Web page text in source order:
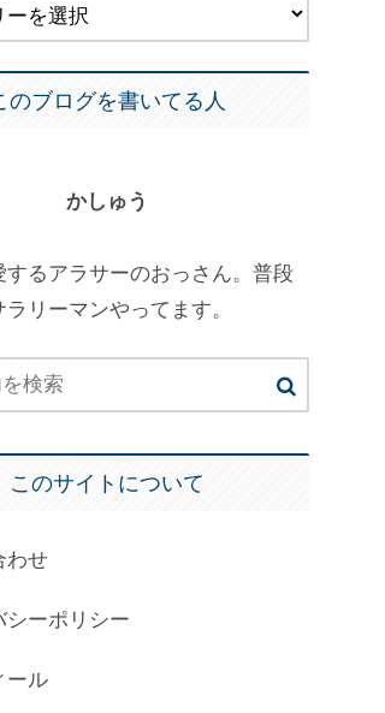
のブログを書いてる人
かしゅう
するアラサーのおっさん。普段
リーマンやってます。
このサイトについて
わせ
シーポリシー
ール